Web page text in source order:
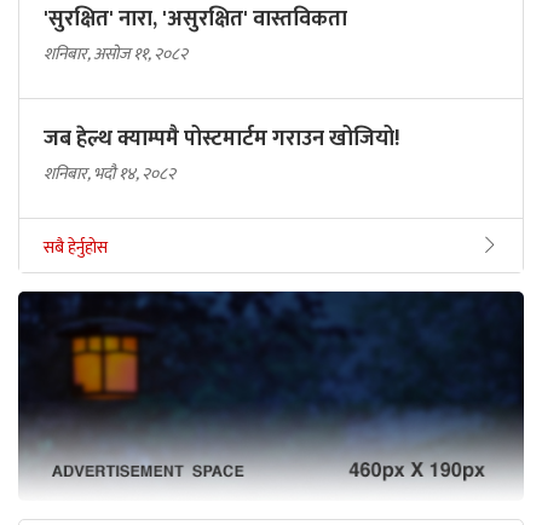
'सुरक्षित' नारा, 'असुरक्षित' वास्तविकता
शनिबार, असोज ११, २०८२
जब हेल्थ क्याम्पमै पोस्टमार्टम गराउन खोजियो!
शनिबार, भदौ १४, २०८२
सबै हेर्नुहोस